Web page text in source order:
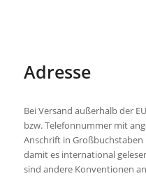
Adresse
Bei Versand außerhalb der
bzw. Telefonnummer mit
Anschrift in Großbuchstaben
damit es international
sind andere Konventionen